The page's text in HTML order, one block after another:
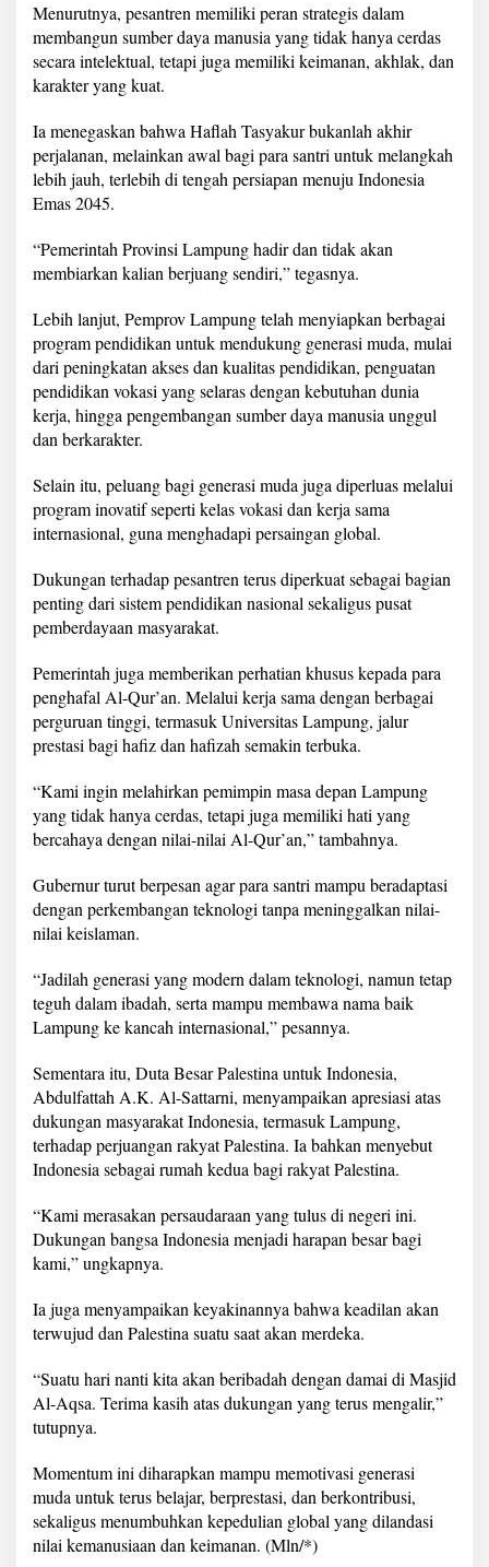
g
g
a
I
e
r
n
a
o
n
a
Menurutnya, pesantren memiliki peran strategis dalam
membangun sumber daya manusia yang tidak hanya cerdas
secara intelektual, tetapi juga memiliki keimanan, akhlak, dan
karakter yang kuat.
Ia menegaskan bahwa Haflah Tasyakur bukanlah akhir
perjalanan, melainkan awal bagi para santri untuk melangkah
lebih jauh, terlebih di tengah persiapan menuju Indonesia
Emas 2045.
“Pemerintah Provinsi Lampung hadir dan tidak akan
membiarkan kalian berjuang sendiri,” tegasnya.
Lebih lanjut, Pemprov Lampung telah menyiapkan berbagai
program pendidikan untuk mendukung generasi muda, mulai
dari peningkatan akses dan kualitas pendidikan, penguatan
pendidikan vokasi yang selaras dengan kebutuhan dunia
kerja, hingga pengembangan sumber daya manusia unggul
dan berkarakter.
Selain itu, peluang bagi generasi muda juga diperluas melalui
program inovatif seperti kelas vokasi dan kerja sama
internasional, guna menghadapi persaingan global.
Dukungan terhadap pesantren terus diperkuat sebagai bagian
penting dari sistem pendidikan nasional sekaligus pusat
pemberdayaan masyarakat.
Pemerintah juga memberikan perhatian khusus kepada para
penghafal Al-Qur’an. Melalui kerja sama dengan berbagai
perguruan tinggi, termasuk Universitas Lampung, jalur
prestasi bagi hafiz dan hafizah semakin terbuka.
“Kami ingin melahirkan pemimpin masa depan Lampung
yang tidak hanya cerdas, tetapi juga memiliki hati yang
bercahaya dengan nilai-nilai Al-Qur’an,” tambahnya.
Gubernur turut berpesan agar para santri mampu beradaptasi
dengan perkembangan teknologi tanpa meninggalkan nilai-
nilai keislaman.
“Jadilah generasi yang modern dalam teknologi, namun tetap
teguh dalam ibadah, serta mampu membawa nama baik
Lampung ke kancah internasional,” pesannya.
Sementara itu, Duta Besar Palestina untuk Indonesia,
Abdulfattah A.K. Al-Sattarni, menyampaikan apresiasi atas
dukungan masyarakat Indonesia, termasuk Lampung,
terhadap perjuangan rakyat Palestina. Ia bahkan menyebut
Indonesia sebagai rumah kedua bagi rakyat Palestina.
“Kami merasakan persaudaraan yang tulus di negeri ini.
Dukungan bangsa Indonesia menjadi harapan besar bagi
kami,” ungkapnya.
Ia juga menyampaikan keyakinannya bahwa keadilan akan
terwujud dan Palestina suatu saat akan merdeka.
“Suatu hari nanti kita akan beribadah dengan damai di Masjid
Al-Aqsa. Terima kasih atas dukungan yang terus mengalir,”
tutupnya.
Momentum ini diharapkan mampu memotivasi generasi
muda untuk terus belajar, berprestasi, dan berkontribusi,
sekaligus menumbuhkan kepedulian global yang dilandasi
nilai kemanusiaan dan keimanan. (Mln/*)